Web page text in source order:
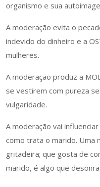
organismo e sua
A moderação evita o
indevido do dinheiro e a
mulheres.
A moderação produz a
se vestirem com pureza
vulgaridade.
A moderação vai
como trata o marido. Uma
gritadeira; que gosta de
marido, é algo que